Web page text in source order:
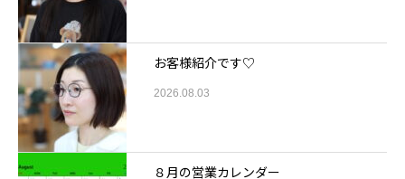
お客様紹介です♡
2026.08.03
８月の営業カレンダー